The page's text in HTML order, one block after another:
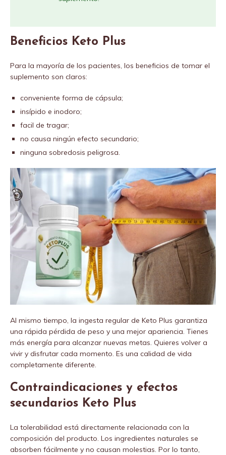
Beneficios Keto Plus
Para la mayoría de los pacientes, los beneficios de tomar el
suplemento son claros:
conveniente forma de cápsula;
insípido e inodoro;
facil de tragar;
no causa ningún efecto secundario;
ninguna sobredosis peligrosa.
Al mismo tiempo, la ingesta regular de Keto Plus garantiza
una rápida pérdida de peso y una mejor apariencia. Tienes
más energía para alcanzar nuevas metas. Quieres volver a
vivir y disfrutar cada momento. Es una calidad de vida
completamente diferente.
Contraindicaciones y efectos
secundarios Keto Plus
La tolerabilidad está directamente relacionada con la
composición del producto. Los ingredientes naturales se
absorben fácilmente y no causan molestias. Por lo tanto,